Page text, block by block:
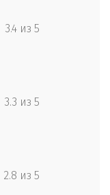
3.4 из 5
3.3 из 5
2.8 из 5